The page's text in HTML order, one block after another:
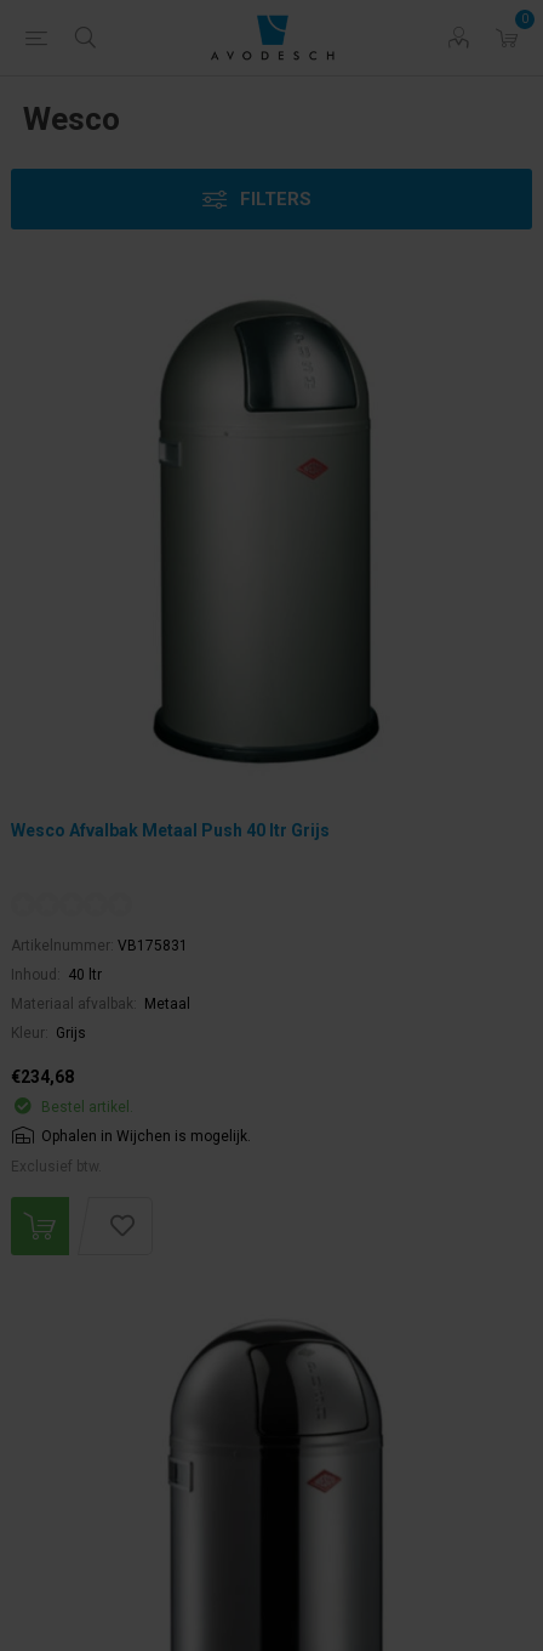
0
Wesco
FILTERS
Wesco Afvalbak Metaal Push 40 ltr Grijs
Artikelnummer: VB175831
Inhoud:
40 ltr
Materiaal afvalbak:
Metaal
Kleur:
Grijs
€234,68
Bestel artikel.
Ophalen in Wijchen is mogelijk.
Exclusief btw.